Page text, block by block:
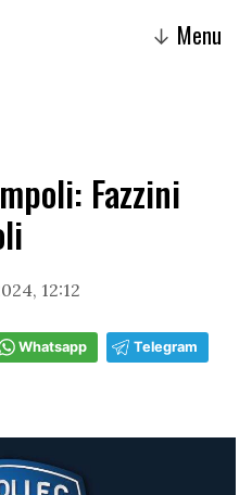
↓ Menu
Fazzini
12:12
Whatsapp Telegram